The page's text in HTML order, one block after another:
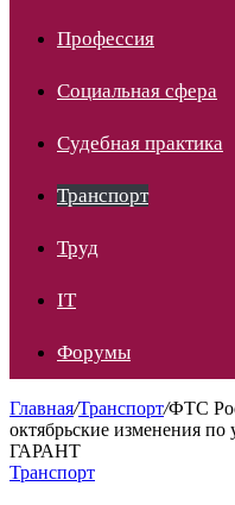
Профессия
Социальная сфера
Судебная практика
Транспорт
Труд
IT
Форумы
Главная/Транспорт/ФТС
октябрьские изменения
ГАРАНТ
Транспорт